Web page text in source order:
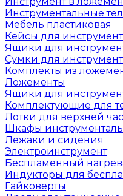
Инструментальные
Мебель пластиковая
Кейсы для
Ящики для
Сумки для
Комплекты из
Ложементы
Ящики для
Комплектующие для
Лотки для верхней
Шкафы
Лежаки и сидения
Электроинструмент
Беспламенный
Индукторы для
Гайковерты